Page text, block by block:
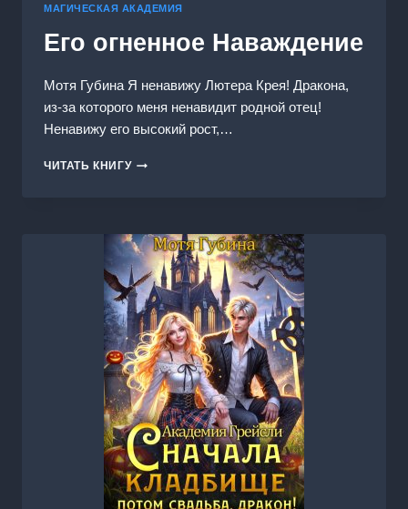
МАГИЧЕСКАЯ АКАДЕМИЯ
Его огненное Наваждение
Мотя Губина Я ненавижу Лютера Крея! Дракона,
из-за которого меня ненавидит родной отец!
Ненавижу его высокий рост,…
ЧИТАТЬ КНИГУЕГО